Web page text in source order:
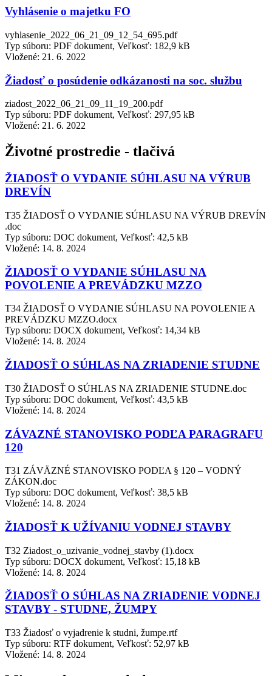
Vyhlásenie o majetku FO
vyhlasenie_2022_06_21_09_12_54_695.pdf
Typ súboru: PDF dokument, Veľkosť: 182,9 kB
Vložené: 21. 6. 2022
Žiadosť o posúdenie odkázanosti na soc. službu
ziadost_2022_06_21_09_11_19_200.pdf
Typ súboru: PDF dokument, Veľkosť: 297,95 kB
Vložené: 21. 6. 2022
Životné prostredie - tlačivá
ŽIADOSŤ O VYDANIE SÚHLASU NA VÝRUB
DREVÍN
T35 ŽIADOSŤ O VYDANIE SÚHLASU NA VÝRUB DREVÍN
.doc
Typ súboru: DOC dokument, Veľkosť: 42,5 kB
Vložené: 14. 8. 2024
ŽIADOSŤ O VYDANIE SÚHLASU NA
POVOLENIE A PREVÁDZKU MZZO
T34 ŽIADOSŤ O VYDANIE SÚHLASU NA POVOLENIE A
PREVÁDZKU MZZO.docx
Typ súboru: DOCX dokument, Veľkosť: 14,34 kB
Vložené: 14. 8. 2024
ŽIADOSŤ O SÚHLAS NA ZRIADENIE STUDNE
T30 ŽIADOSŤ O SÚHLAS NA ZRIADENIE STUDNE.doc
Typ súboru: DOC dokument, Veľkosť: 43,5 kB
Vložené: 14. 8. 2024
ZÁVAZNÉ STANOVISKO PODĽA PARAGRAFU
120
T31 ZÁVÄZNÉ STANOVISKO PODĽA § 120 – VODNÝ
ZÁKON.doc
Typ súboru: DOC dokument, Veľkosť: 38,5 kB
Vložené: 14. 8. 2024
ŽIADOSŤ K UŽÍVANIU VODNEJ STAVBY
T32 Ziadost_o_uzivanie_vodnej_stavby (1).docx
Typ súboru: DOCX dokument, Veľkosť: 15,18 kB
Vložené: 14. 8. 2024
ŽIADOSŤ O SÚHLAS NA ZRIADENIE VODNEJ
STAVBY - STUDNE, ŽUMPY
T33 Žiadosť o vyjadrenie k studni, žumpe.rtf
Typ súboru: RTF dokument, Veľkosť: 52,97 kB
Vložené: 14. 8. 2024